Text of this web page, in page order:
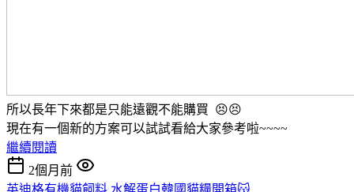
所以長年下來都是只能遠觀不能購買 😣😣
現在有一個新的方案可以試試看給大家參考啦~~~~
繼續閱讀
2個月前
英迪格有機貓飼料 水解蛋白韓國貓糧開箱😽